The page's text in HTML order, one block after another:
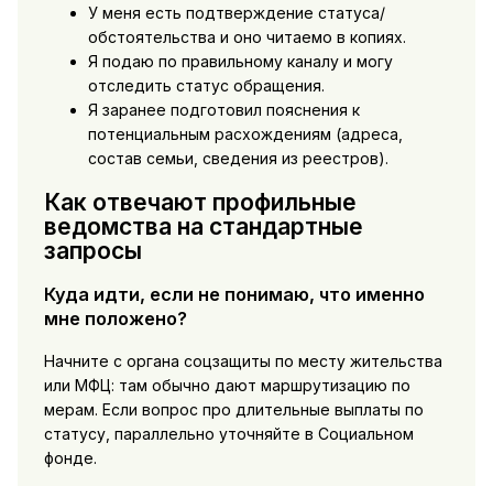
У меня есть подтверждение статуса/
обстоятельства и оно читаемо в копиях.
Я подаю по правильному каналу и могу
отследить статус обращения.
Я заранее подготовил пояснения к
потенциальным расхождениям (адреса,
состав семьи, сведения из реестров).
Как отвечают профильные
ведомства на стандартные
запросы
Куда идти, если не понимаю, что именно
мне положено?
Начните с органа соцзащиты по месту жительства
или МФЦ: там обычно дают маршрутизацию по
мерам. Если вопрос про длительные выплаты по
статусу, параллельно уточняйте в Социальном
фонде.